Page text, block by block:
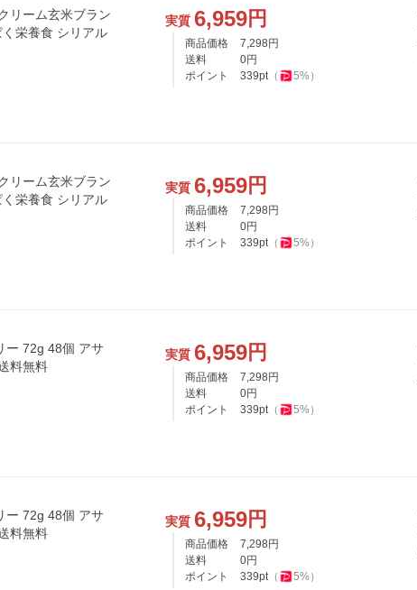
リーム玄米ブラン
栄養食 シリアル
実質 6,959円
商品価格 7,298 円
送料
0円
ポイント
339pt（ 5%）
リーム玄米ブラン
栄養食 シリアル
実質 6,959円
商品価格 7,298 円
送料
0円
ポイント
339pt（ 5%）
ー 72g 48個 アサ
料無料
実質 6,959円
商品価格 7,298 円
送料
0円
ポイント
339pt（ 5%）
ー 72g 48個 アサ
料無料
実質 6,959円
商品価格 7,298 円
送料
0円
ポイント
339pt（ 5%）